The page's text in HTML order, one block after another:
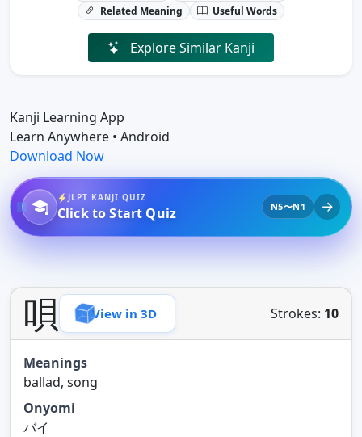
Related Meaning
Useful Words
Explore Similar Kanji
Kanji Learning App
Learn Anywhere • Android
Download Now
JLPT KANJI QUIZ
Click to Start Quiz N5〜N1
唄 View in 3D Strokes: 10
Meanings
ballad, song
Onyomi
バイ